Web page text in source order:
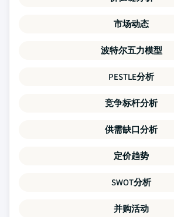
市场动态
波特尔五力模型
PESTLE分析
竞争标杆分析
供需缺口分析
定价趋势
SWOT分析
并购活动